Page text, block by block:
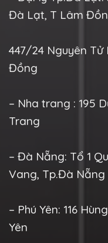
Đà Lạt, T Lâm
447/24 Nguyên Tử
Đồng
– Nha trang : 195
Trang
– Đà Nẵng: Tổ 1
Vang, Tp.Đà Nẵng
– Phú Yên: 116
Yên